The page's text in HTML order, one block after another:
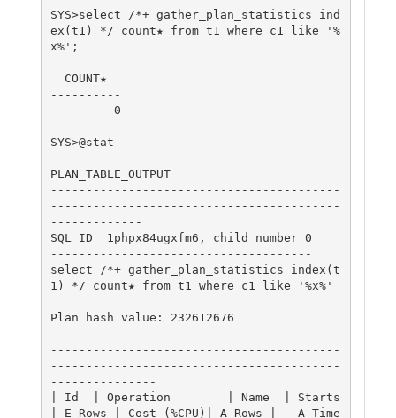
SYS>select /*+ gather_plan_statistics ind
ex(t1) */ count★ from t1 where c1 like '%
x%';
----------
SYS>@stat
PLAN_TABLE_OUTPUT
-----------------------------------------
-----------------------------------------
-------------
SQL_ID  1phpx84ugxfm6, child number 0
-------------------------------------
select /*+ gather_plan_statistics index(t
1) */ count★ from t1 where c1 like '%x%'
Plan hash value: 232612676
-----------------------------------------
-----------------------------------------
---------------
| Id  | Operation        | Name  | Starts
| E-Rows | Cost (%CPU)| A-Rows |   A-Time